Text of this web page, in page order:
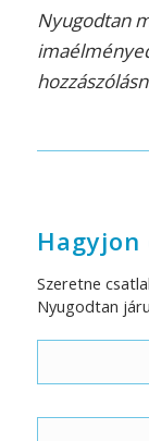
Nyugodtan
Hagyjon
Szeretne
Nyugodtan